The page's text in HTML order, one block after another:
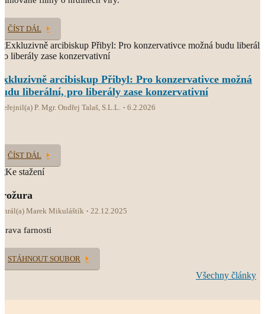
ČÍST DÁL
arcibiskup Přibyl: Pro konzervativce možná
liberální, pro liberály zase konzervativní
P. Mgr. Ondřej Talaš, S.L.L. 6.2.2026
ČÍST DÁL
Marek Mikuláštík 22.12.2025
farnosti
STÁHNOUT SOUBOR
Všechny články